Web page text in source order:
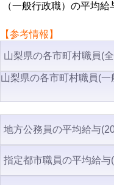
（一般行政職）の平均給
【参考情報】
山梨県の各市町村職員(
山梨県の各市町村職員(
地方公務員の平均給与
指定都市職員の平均給与